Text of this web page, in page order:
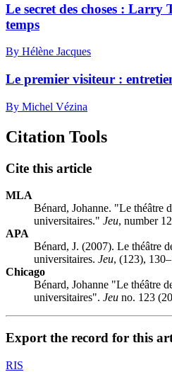
Le secret des choses : Larry
temps
By Hélène Jacques
Le premier visiteur :
By Michel Vézina
Citation Tools
Cite this article
MLA
Bénard, Johanne. "Le théâtre
universitaires." Jeu, number
APA
Bénard, J. (2007). Le théâtre
universitaires. Jeu, (123),
Chicago
Bénard, Johanne "Le théâtre
universitaires". Jeu no. 123
Export the record for this
RIS